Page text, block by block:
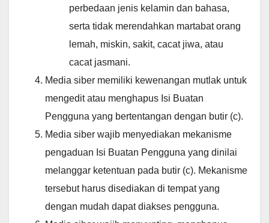
perbedaan jenis kelamin dan bahasa,
serta tidak merendahkan martabat orang
lemah, miskin, sakit, cacat jiwa, atau
cacat jasmani.
Media siber memiliki kewenangan mutlak untuk
mengedit atau menghapus Isi Buatan
Pengguna yang bertentangan dengan butir (c).
Media siber wajib menyediakan mekanisme
pengaduan Isi Buatan Pengguna yang dinilai
melanggar ketentuan pada butir (c). Mekanisme
tersebut harus disediakan di tempat yang
dengan mudah dapat diakses pengguna.